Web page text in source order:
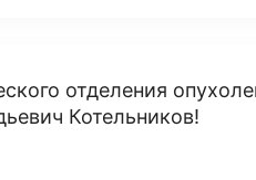
отделения
Котельников!